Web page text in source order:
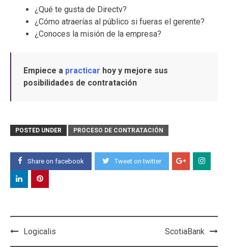
¿Qué te gusta de Directv?
¿Cómo atraerías al público si fueras el gerente?
¿Conoces la misión de la empresa?
Empiece a practicar hoy y mejore sus
posibilidades de contratación
POSTED UNDER PROCESO DE CONTRATACIÓN
Share on facebook Tweet on twitter
PostLogicalis ScotiaBank